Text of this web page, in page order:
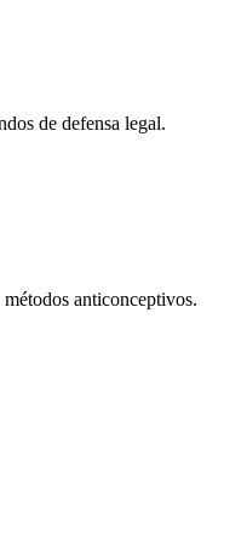
de defensa legal.
anticonceptivos.